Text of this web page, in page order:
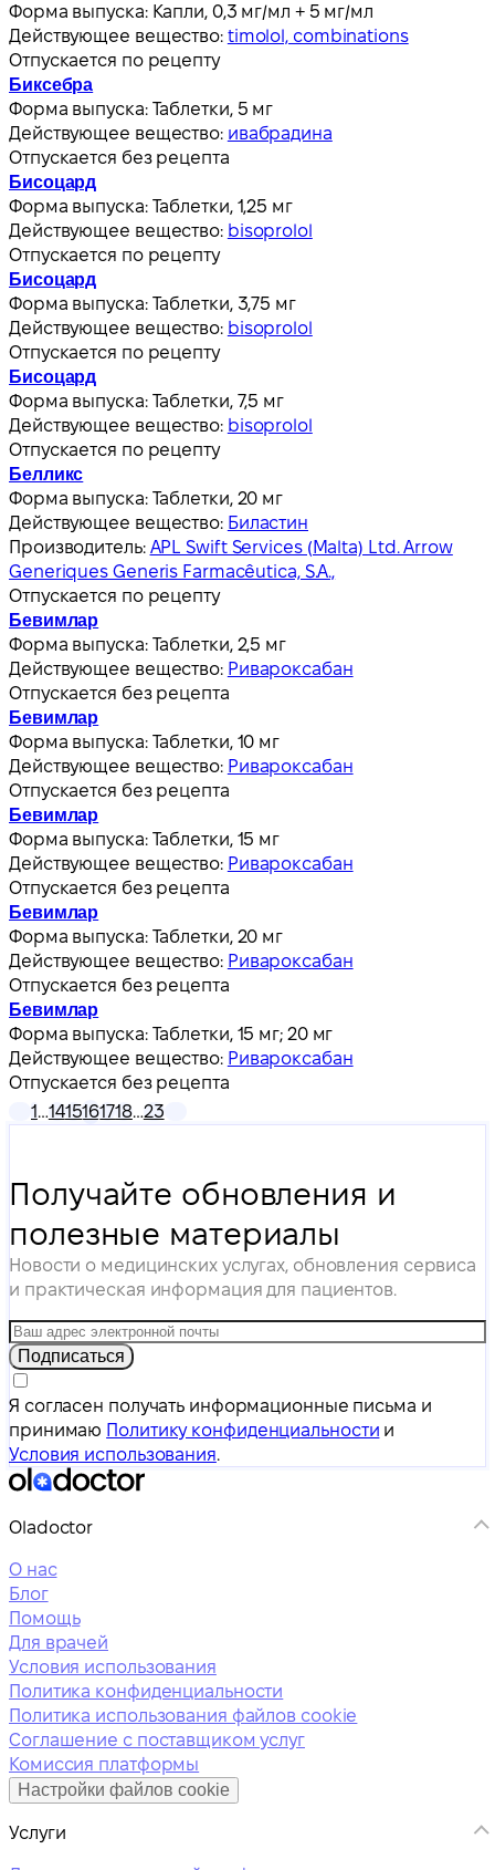
Форма выпуска: Капли, 0,3 мг/мл + 5 мг/мл
Действующее вещество: timolol, combinations
Отпускается по рецепту
Биксебра
Форма выпуска: Таблетки, 5 мг
Действующее вещество: ивабрадина
Отпускается без рецепта
Бисоцард
Форма выпуска: Таблетки, 1,25 мг
Действующее вещество: bisoprolol
Отпускается по рецепту
Бисоцард
Форма выпуска: Таблетки, 3,75 мг
Действующее вещество: bisoprolol
Отпускается по рецепту
Бисоцард
Форма выпуска: Таблетки, 7,5 мг
Действующее вещество: bisoprolol
Отпускается по рецепту
Белликс
Форма выпуска: Таблетки, 20 мг
Действующее вещество: Биластин
Производитель: APL Swift Services (Malta) Ltd. Arrow
Generiques Generis Farmacêutica, S.A.,
Отпускается по рецепту
Бевимлар
Форма выпуска: Таблетки, 2,5 мг
Действующее вещество: Ривароксабан
Отпускается без рецепта
Бевимлар
Форма выпуска: Таблетки, 10 мг
Действующее вещество: Ривароксабан
Отпускается без рецепта
Бевимлар
Форма выпуска: Таблетки, 15 мг
Действующее вещество: Ривароксабан
Отпускается без рецепта
Бевимлар
Форма выпуска: Таблетки, 20 мг
Действующее вещество: Ривароксабан
Отпускается без рецепта
Бевимлар
Форма выпуска: Таблетки, 15 мг; 20 мг
Действующее вещество: Ривароксабан
Отпускается без рецепта
1…1415161718…23
Получайте обновления и
полезные материалы
Новости о медицинских услугах, обновления сервиса
и практическая информация для пациентов.
Подписаться
Я согласен получать информационные письма и
принимаю Политику конфиденциальности и
Условия использования.
Oladoctor
О нас
Блог
Помощь
Для врачей
Условия использования
Политика конфиденциальности
Политика использования файлов cookie
Соглашение с поставщиком услуг
Комиссия платформы
Настройки файлов cookie
Услуги